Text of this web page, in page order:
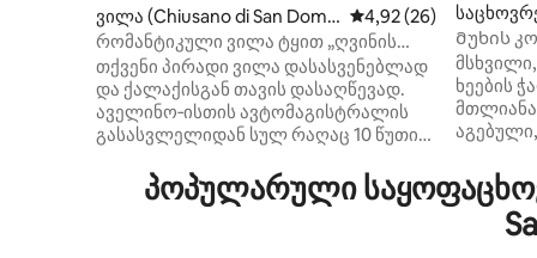
ვილა (Chiusano di San Dome
nico)
საშუალო შეფასებაა
4,92 (26)
რომანტიკული ვილა ტყით „ღვინის
ქვეყანაში“
თქვენი პირადი ვილა დასასვენებლად
და ქალაქისგან თავის დასაღწევად.
აველინო‑ისთის ავტომაგისტრალის
გასასვლელიდან სულ რაღაც 10 წუთის
მშვიდი დასასვენებელი ადგილია,
რომელიც ბუნებითაა
Მუხის
ხეების
მხოლოდ
ღამით
პოპულარული